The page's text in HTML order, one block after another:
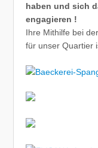
haben und sich
engagieren !
Ihre Mithilfe bei
für unser Quartier